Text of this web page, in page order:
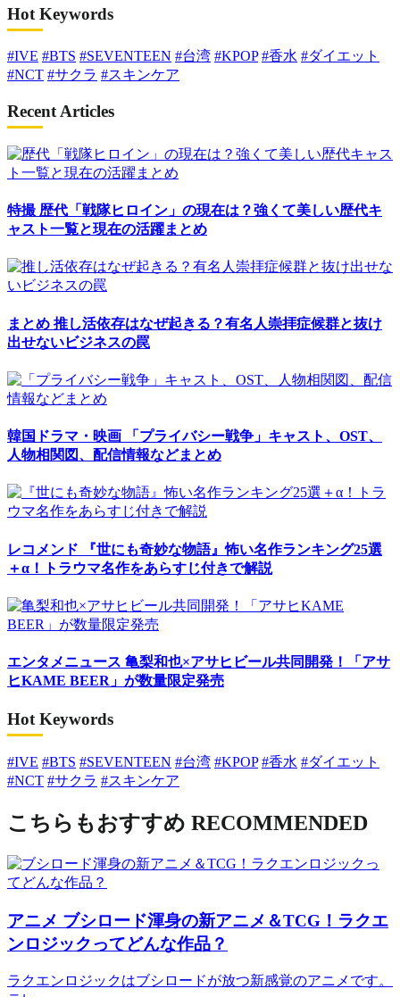
Hot Keywords
#IVE #BTS #SEVENTEEN #台湾 #KPOP #香水 #ダイエット
#NCT #サクラ #スキンケア
Recent Articles
特撮 歴代「戦隊ヒロイン」の現在は？強くて美しい歴代キ
ャスト一覧と現在の活躍まとめ
まとめ 推し活依存はなぜ起きる？有名人崇拝症候群と抜け
出せないビジネスの罠
韓国ドラマ・映画 「プライバシー戦争」キャスト、OST、
人物相関図、配信情報などまとめ
レコメンド 『世にも奇妙な物語』怖い名作ランキング25選
＋α！トラウマ名作をあらすじ付きで解説
エンタメニュース 亀梨和也×アサヒビール共同開発！「アサ
ヒKAME BEER」が数量限定発売
Hot Keywords
#IVE #BTS #SEVENTEEN #台湾 #KPOP #香水 #ダイエット
#NCT #サクラ #スキンケア
こちらもおすすめ RECOMMENDED
アニメ ブシロード渾身の新アニメ＆TCG！ラクエ
ンロジックってどんな作品？
ラクエンロジックはブシロードが放つ新感覚のアニメです。